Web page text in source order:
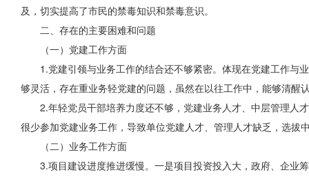
及，切实提高了市民的禁毒知识和禁毒意识。
二、存在的主要困难和问题
（一）党建工作方面
1.党建引领与业务工作的结合还不够紧密。体现在党建工作与
够灵活，存在重业务轻党建的问题 ，虽然在以往工作中，能够清
2.年轻党员干部培养力度还不够，党建业务人才、中层管理人
很少参加党建业务工作，导致单位党建人才、管理人才缺乏，选拔
（二）业务工作方面
3.项目建设进度推进缓慢。一是项目投资投入大，政府、企业